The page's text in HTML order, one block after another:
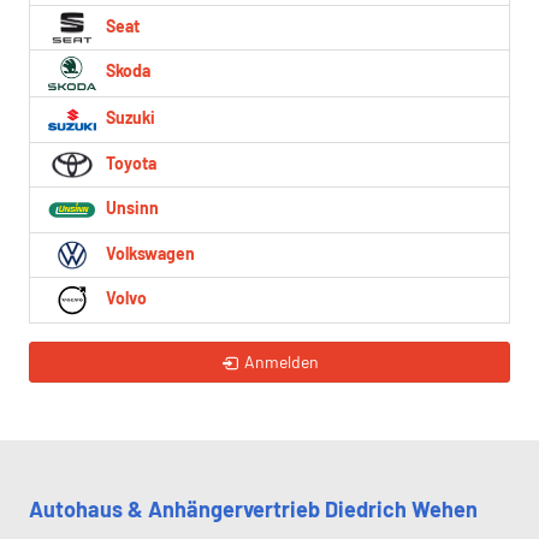
Seat
Skoda
Suzuki
Toyota
Unsinn
Volkswagen
Volvo
Anmelden
Autohaus & Anhängervertrieb Diedrich Wehen